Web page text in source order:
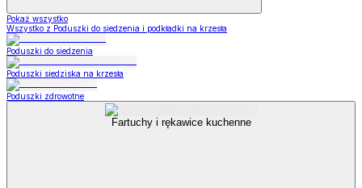
Pokaż wszystko
Wszystko z Poduszki do siedzenia i podkładki na krzesła
Poduszki do siedzenia
Poduszki siedziska na krzesła
Poduszki zdrowotne
Fartuchy i rękawice kuchenne